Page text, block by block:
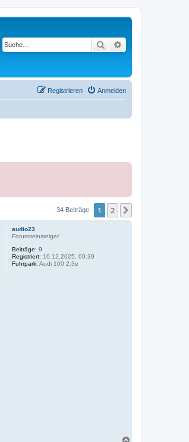
Suche
Suchen
Anmelden
Registrieren
34 Beiträge 1 2
audio23
Forumseinsteiger
Beiträge: 9
Registriert: 10.12.2025, 09:39
Fuhrpark: Audi 100 2,3e